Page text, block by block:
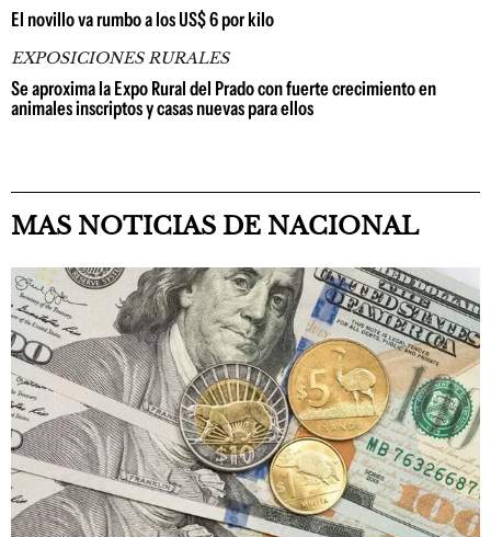
El novillo va rumbo a los US$ 6 por kilo
EXPOSICIONES RURALES
Se aproxima la Expo Rural del Prado con fuerte crecimiento en
animales inscriptos y casas nuevas para ellos
MAS NOTICIAS DE NACIONAL